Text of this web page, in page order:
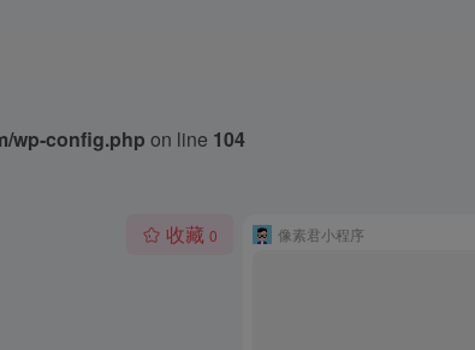
wp-config.php on line 104
收藏 0 像素君小程序